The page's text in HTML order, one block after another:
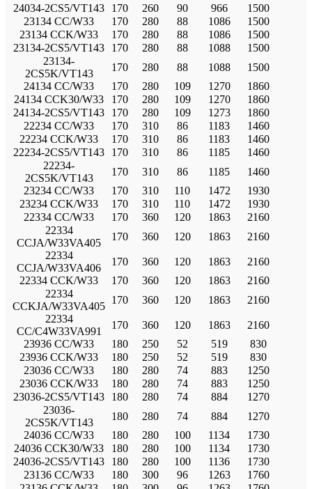
24034-2CS5/VT143
170 260 90 966
1500
23134 CC/W33
170 280 88 1086
1500
23134 CCK/W33
170 280 88 1086
1500
23134-2CS5/VT143
170 280 88 1088
1500
23134-
2CS5K/VT143
170 280 88 1088
1500
24134 CC/W33
170 280 109 1270
1860
24134 CCK30/W33
170 280 109 1270
1860
24134-2CS5/VT143
170 280 109 1273
1860
22234 CC/W33
170 310 86 1183
1460
22234 CCK/W33
170 310 86 1183
1460
22234-2CS5/VT143
170 310 86 1185
1460
22234-
2CS5K/VT143
170 310 86 1185
1460
23234 CC/W33
170 310 110 1472
1930
23234 CCK/W33
170 310 110 1472
1930
22334 CC/W33
170 360 120 1863
2160
22334
CCJA/W33VA405
170 360 120 1863
2160
22334
CCJA/W33VA406
170 360 120 1863
2160
22334 CCK/W33
170 360 120 1863
2160
22334
CCKJA/W33VA405
170 360 120 1863
2160
22334
CC/C4W33VA991
170 360 120 1863
2160
23936 CC/W33
180 250 52 519
830
23936 CCK/W33
180 250 52 519
830
23036 CC/W33
180 280 74 883
1250
23036 CCK/W33
180 280 74 883
1250
23036-2CS5/VT143
180 280 74 884
1270
23036-
2CS5K/VT143
180 280 74 884
1270
24036 CC/W33
180 280 100 1134
1730
24036 CCK30/W33
180 280 100 1134
1730
24036-2CS5/VT143
180 280 100 1136
1730
23136 CC/W33
180 300 96 1263
1760